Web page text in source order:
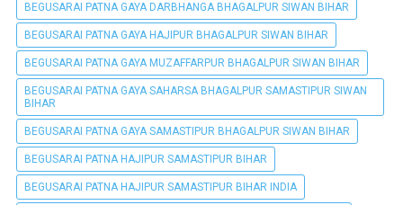
BEGUSARAI PATNA GAYA DARBHANGA BHAGALPUR SIWAN BIHAR
BEGUSARAI PATNA GAYA HAJIPUR BHAGALPUR SIWAN BIHAR
BEGUSARAI PATNA GAYA MUZAFFARPUR BHAGALPUR SIWAN BIHAR
BEGUSARAI PATNA GAYA SAHARSA BHAGALPUR SAMASTIPUR SIWAN
BIHAR
BEGUSARAI PATNA GAYA SAMASTIPUR BHAGALPUR SIWAN BIHAR
BEGUSARAI PATNA HAJIPUR SAMASTIPUR BIHAR
BEGUSARAI PATNA HAJIPUR SAMASTIPUR BIHAR INDIA